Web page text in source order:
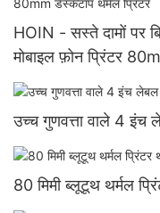
HOIN - सस्ते दामों पर
मोबाइल फ़ोन प्रिंटर
उच्च गुणवत्ता वाले 4 इंच
80 मिमी ब्लूटूथ थर्मल